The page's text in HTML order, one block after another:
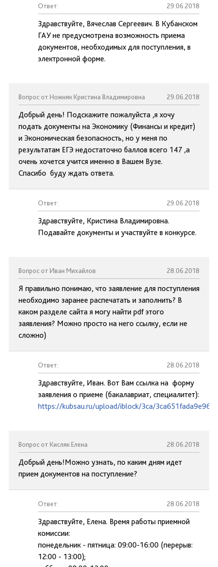
Ответ: 29.06.2018
Здравствуйте, Вячеслав Сергеевич. В Кубанском
ГАУ не предусмотрена возможность приема
документов, необходимых для поступления, в
электронной форме.
Вопрос от Ножняк Кристина Владимировна 29.06.2018
Добрый день! Подскажите пожалуйста ,я хочу
подать документы на Экономику (Финансы и кредит)
и Экономическая безопасность, но у меня по
результатам ЕГЭ недостаточно баллов всего 147 ,а
очень хочется учится именно в Вашем Вузе.
Спасибо буду ждать ответа.
Ответ: 29.06.2018
Здравствуйте, Кристина Владимировна.
Подавайте документы и участвуйте в конкурсе.
Вопрос от Иван Михайлов 28.06.2018
Я правильно понимаю, что заявление для поступления
необходимо заранее распечатать и заполнить? В
каком разделе сайта я могу найти pdf этого
заявления? Можно просто на него ссылку, если не
сложно)
Ответ: 28.06.2018
Здравствуйте, Иван. Вот Вам ссылка на форму
заявления о приеме (бакалавриат, специалитет):
https://kubsau.ru/upload/iblock/3ca/
Вопрос от Кисляк Елена 28.06.2018
Добрый день!Можно узнать, по каким дням идет
прием документов на поступление?
Ответ: 28.06.2018
Здравствуйте, Елена. Время работы приемной
комиссии:
понедельник - пятница: 09:00-16:00 (перерыв:
12:00 - 13:00);